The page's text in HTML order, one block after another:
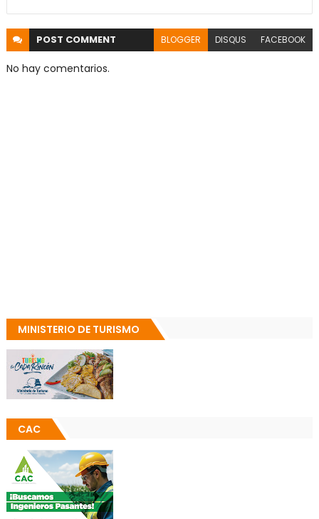
POST COMMENT BLOGGER DISQUS FACEBOOK
No hay comentarios.
MINISTERIO DE TURISMO
CAC